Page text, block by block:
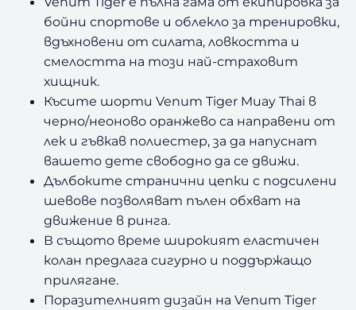
бойни спортове и облекло за тренировки,
вдъхновени от силата, ловкостта и
смелостта на този най-страховит
хищник.
Късите шорти Venum Tiger Muay Thai в
черно/неоново оранжево са направени от
лек и гъвкав полиестер, за да напуснат
вашето дете свободно да се движи.
Дълбоките странични цепки с подсилени
шевове позволяват пълен обхват на
движение в ринга.
В същото време широкият еластичен
колан предлага сигурно и поддържащо
прилягане.
Поразителният дизайн на Venum Tiger